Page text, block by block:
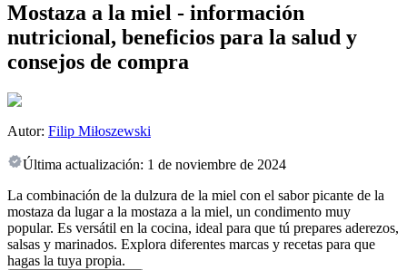
Mostaza a la miel - información
nutricional, beneficios para la salud y
consejos de compra
Autor: Filip Miłoszewski
Última actualización: 1 de noviembre de 2024
La combinación de la dulzura de la miel con el sabor picante de la
mostaza da lugar a la mostaza a la miel, un condimento muy
popular. Es versátil en la cocina, ideal para que tú prepares aderezos,
salsas y marinados. Explora diferentes marcas y recetas para que
hagas la tuya propia.